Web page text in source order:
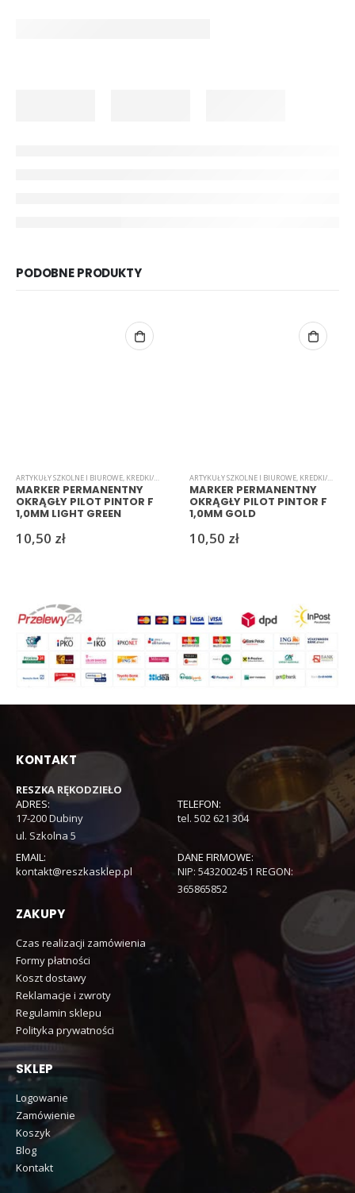
PODOBNE PRODUKTY
ARTYKUŁY SZKOLNE I BIUROWE, KREDKI/MARKERY/PISAKI ,ZDOBIENIE TKANIN
MARKER PERMANENTNY
OKRĄGŁY PILOT PINTOR F
1,0MM LIGHT GREEN
10,50 zł
ARTYKUŁY SZKOLNE I BIUROWE, KREDKI/MARKERY/PISAKI
MARKER PERMANENTNY
OKRĄGŁY PILOT PINTOR F
1,0MM GOLD
10,50 zł
KONTAKT
RESZKA RĘKODZIEŁO
ADRES:
17-200 Dubiny
ul. Szkolna 5
TELEFON:
tel. 502 621 304
EMAIL:
kontakt@reszkasklep.pl
DANE FIRMOWE:
NIP: 5432002451 REGON:
365865852
ZAKUPY
Czas realizacji zamówienia
Formy płatności
Koszt dostawy
Reklamacje i zwroty
Regulamin sklepu
Polityka prywatności
SKLEP
Logowanie
Zamówienie
Koszyk
Blog
Kontakt